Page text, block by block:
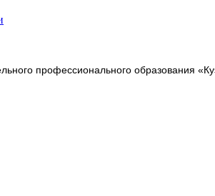
профессионального образования